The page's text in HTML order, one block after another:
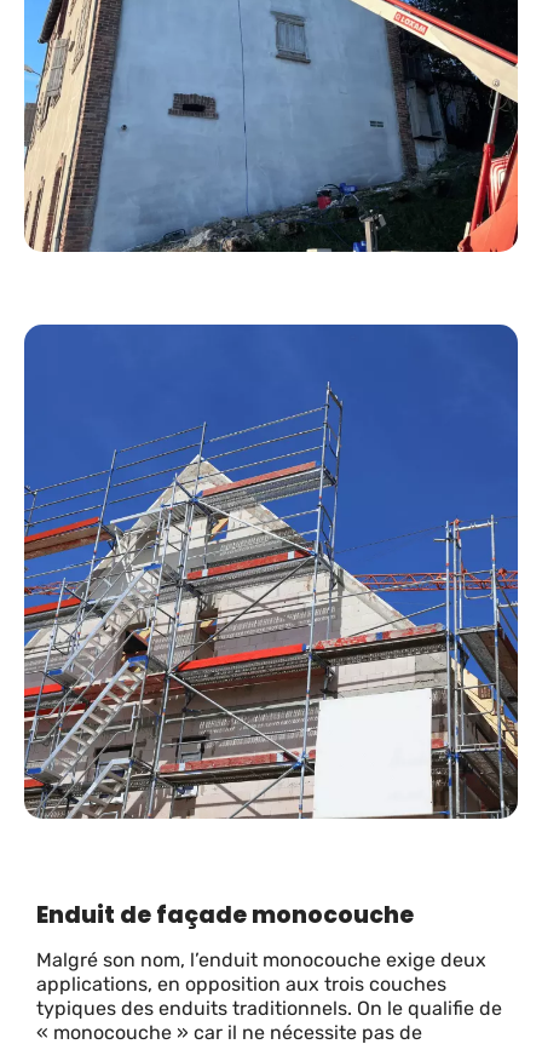
Enduit de façade monocouche
Malgré son nom, l’enduit monocouche exige deux
applications, en opposition aux trois couches
typiques des enduits traditionnels. On le qualifie de
« monocouche » car il ne nécessite pas de